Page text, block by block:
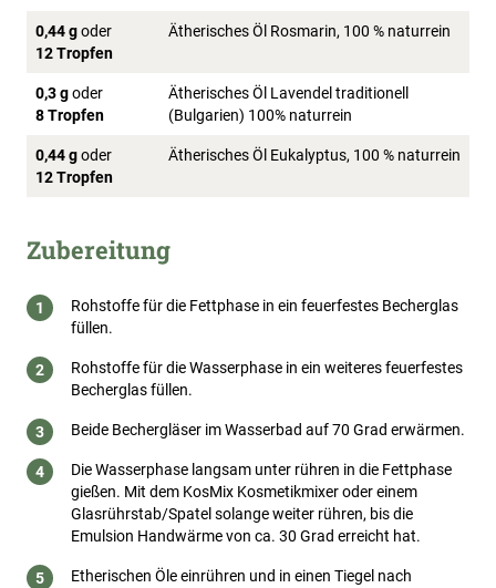
0,44 goder
12 Tropfen
Ätherisches Öl Rosmarin, 100 % naturrein
0,3 goder
8 Tropfen
Ätherisches Öl Lavendel traditionell
(Bulgarien) 100% naturrein
0,44 goder
12 Tropfen
Ätherisches Öl Eukalyptus, 100 % naturrein
Zubereitung
Rohstoffe für die Fettphase in ein feuerfestes Becherglas
füllen.
Rohstoffe für die Wasserphase in ein weiteres feuerfestes
Becherglas füllen.
Beide Bechergläser im Wasserbad auf 70 Grad erwärmen.
Die Wasserphase langsam unter rühren in die Fettphase
gießen. Mit dem KosMix Kosmetikmixer oder einem
Glasrührstab/Spatel solange weiter rühren, bis die
Emulsion Handwärme von ca. 30 Grad erreicht hat.
Etherischen Öle einrühren und in einen Tiegel nach